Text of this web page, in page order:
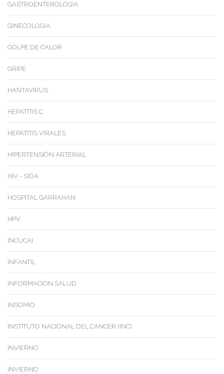
GASTROENTEROLOGIA
GINECOLOGIA
GOLPE DE CALOR
GRIPE
HANTAVIRUS
HEPATITIS C
HEPATITIS VIRALES
HIPERTENSIÓN ARTERIAL
HIV - SIDA
HOSPITAL GARRAHAN
HPV
INCUCAI
INFANTIL
INFORMACIÓN SALUD
INSOMIO
INSTITUTO NACIONAL DEL CÁNCER (INC)
INVIERNO
INVIERNO